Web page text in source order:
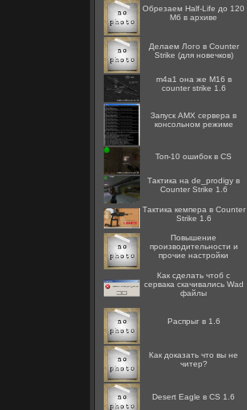
Обрезаем Half-Life до 120
Мб в архиве
Делаем Лого в Counter
Strike (для новечков)
m4a1 она же M16 в
counter strike 1.6
Запуск AMX сервера в
консольном режиме
Топ-10 ошибок в CS
Тактика на de_prodigy в
Counter Strike 1.6
Тактика кемпера в Counter
Strike 1.6
Повышение
производительности и
прочие настройки
Как сделать чтоб с
сервака скачивались Wad
файлы
Распрыг в 1.6
Как доказать что вы не
читер?
Desert Eagle в CS 1.6